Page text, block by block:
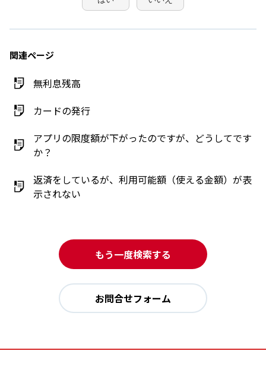
関連ページ
無利息残高
カードの発行
アプリの限度額が下がったのですが、どうしてです
か？
返済をしているが、利用可能額（使える金額）が表
示されない
もう一度検索する
お問合せフォーム